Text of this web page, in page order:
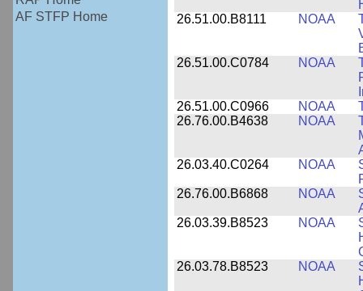
AF STFP Home
26.51.00.B8111
NOAA
26.51.00.C0784
NOAA
26.51.00.C0966
NOAA
26.76.00.B4638
NOAA
26.03.40.C0264
NOAA
26.76.00.B6868
NOAA
26.03.39.B8523
NOAA
26.03.78.B8523
NOAA